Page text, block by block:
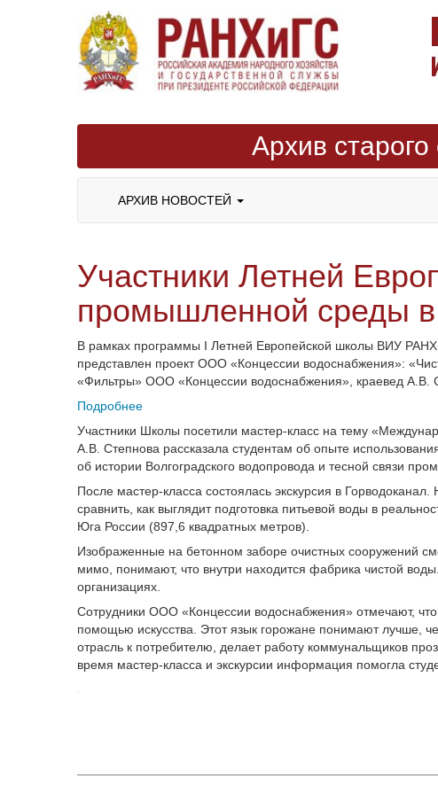
Архив старого
АРХИВ НОВОСТЕЙ
Участники Летней
промышленной среды в
В рамках программы I Летней Европейской школы ВИУ
представлен проект ООО «Концессии водоснабжения»:
«Фильтры» ООО «Концессии водоснабжения», краевед А.В.
Подробнее
Участники Школы посетили мастер-класс на тему
А.В. Степнова рассказала студентам об опыте
об истории Волгоградского водопровода и тесной связи
После мастер-класса состоялась экскурсия в
сравнить, как выглядит подготовка питьевой воды в
Юга России (897,6 квадратных метров).
Изображенные на бетонном заборе очистных сооружений
мимо, понимают, что внутри находится фабрика чистой
организациях.
Сотрудники ООО «Концессии водоснабжения» отмечают,
помощью искусства. Этот язык горожане понимают лучше,
отрасль к потребителю, делает работу коммунальщиков
время мастер-класса и экскурсии информация помогла